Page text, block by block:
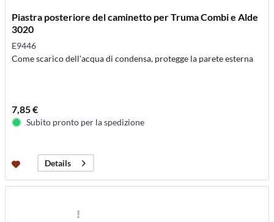
Piastra posteriore del caminetto per Truma Combi e Alde
3020
E9446
Come scarico dell'acqua di condensa, protegge la parete esterna
7,85 €
Subito pronto per la spedizione
Details